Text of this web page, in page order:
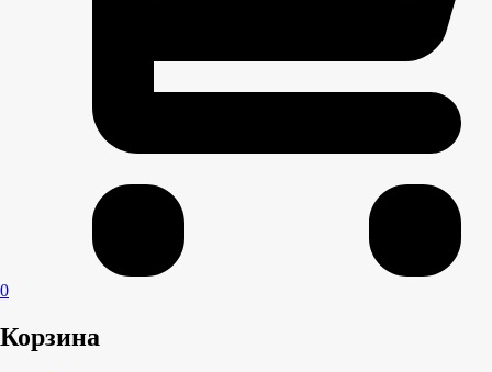
0
Корзина